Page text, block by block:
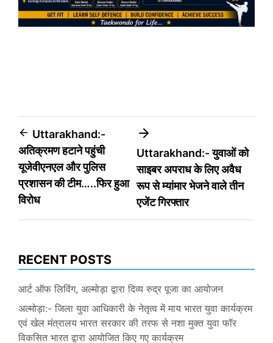
Post
navigation
Uttarakhand:-
अतिक्रमण हटाने पहुंची
यूजेवीएनएल और पुलिस
प्रशासन की टीम…..फिर हुआ
विरोध
Uttarakhand:- युवाओं को
साइबर अपराध के लिए अवैध
रूप से म्यांमार भेजने वाले तीन
एजेंट गिरफ्तार
RECENT POSTS
आर्ट ऑफ लिविंग, अल्मोड़ा द्वारा दिव्य रुद्र पूजा का आयोजन
अल्मोड़ा:- जिला युवा आधिकारी के नेतृत्व में माय भारत युवा कार्यक्रम
एवं खेल मंत्रालय भारत सरकार की तरफ से नशा मुक्त युवा फॉर
विकसित भारत द्वारा आयोजित किए गए कार्यक्रम